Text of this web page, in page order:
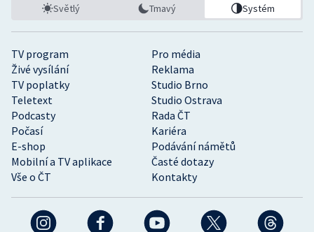
TV program
Pro média
Živé vysílání
Reklama
TV poplatky
Studio Brno
Teletext
Studio Ostrava
Podcasty
Rada ČT
Počasí
Kariéra
E-shop
Podávání námětů
Mobilní a TV aplikace
Časté dotazy
Vše o ČT
Kontakty
Světlý Tmavý Systém